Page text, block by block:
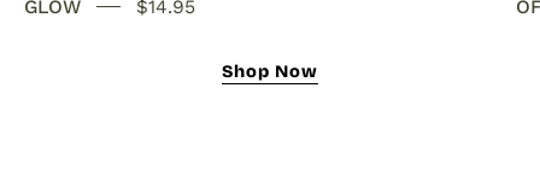
GLOW
$14.95
Shop Now